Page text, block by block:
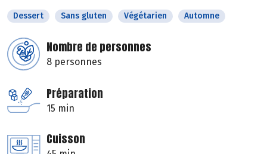
Dessert Sans gluten Végétarien Automne
Nombre de personnes
8 personnes
Préparation
15 min
Cuisson